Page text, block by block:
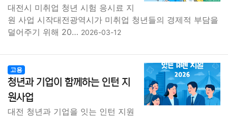
대전시 미취업 청년 시험 응시료 지
원 사업 시작대전광역시가 미취업 청년들의 경제적 부담을
덜어주기 위해 20… 2026-03-12
고용
청년과 기업이 함께하는 인턴 지
원사업
대전 청년과 기업을 잇는 인턴 지원